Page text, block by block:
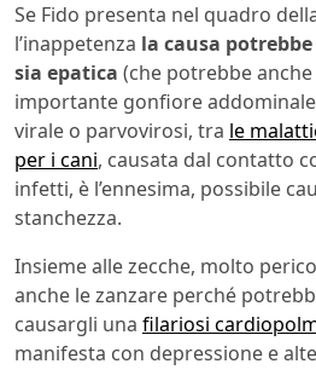
Se Fido presenta nel quadro
l’inappetenza la causa
sia epatica (che potrebbe
importante gonfiore
virale o parvovirosi, tra le
per i cani, causata dal contatto
infetti, è l’ennesima, possibile
stanchezza.
Insieme alle zecche, molto
anche le zanzare perché
causargli una filariosi
manifesta con depressione e